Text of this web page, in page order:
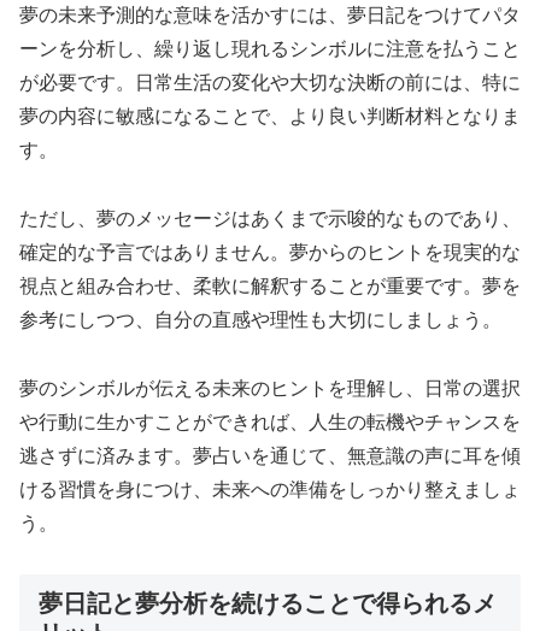
夢の未来予測的な意味を活かすには、夢日記をつけてパタ
ーンを分析し、繰り返し現れるシンボルに注意を払うこと
が必要です。日常生活の変化や大切な決断の前には、特に
夢の内容に敏感になることで、より良い判断材料となりま
す。
ただし、夢のメッセージはあくまで示唆的なものであり、
確定的な予言ではありません。夢からのヒントを現実的な
視点と組み合わせ、柔軟に解釈することが重要です。夢を
参考にしつつ、自分の直感や理性も大切にしましょう。
夢のシンボルが伝える未来のヒントを理解し、日常の選択
や行動に生かすことができれば、人生の転機やチャンスを
逃さずに済みます。夢占いを通じて、無意識の声に耳を傾
ける習慣を身につけ、未来への準備をしっかり整えましょ
う。
夢日記と夢分析を続けることで得られるメ